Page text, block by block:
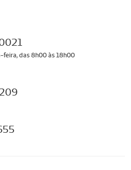
feira, das 8h00 às 18h00